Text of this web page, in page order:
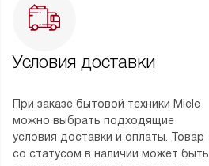
Условия доставки
При заказе бытовой техники Miele
можно выбрать подходящие
условия доставки и оплаты. Товар
со статусом в наличии может быть